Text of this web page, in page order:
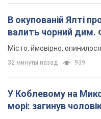
В окупованій Ялті
валить чорний дим.
Місто, ймовірно,
32 минуты назад 939
У Коблевому на
морі: загинув